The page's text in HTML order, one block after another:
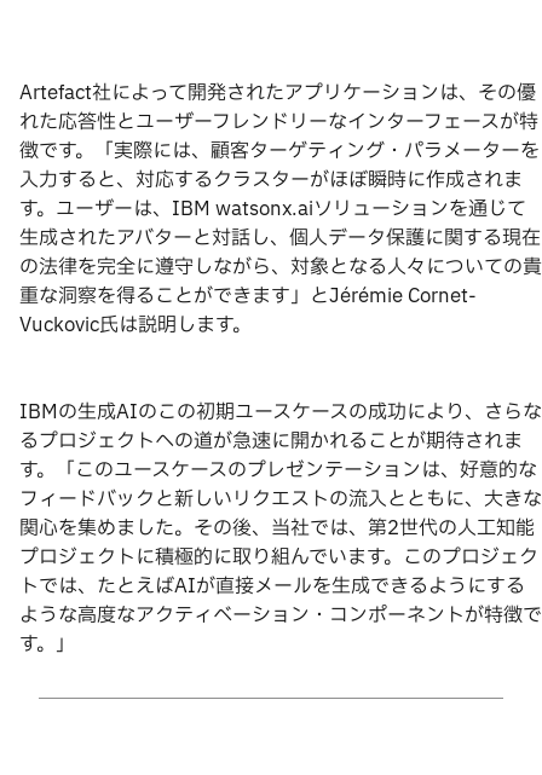
Artefact社によって開発されたアプリケーションは、その優
れた応答性とユーザーフレンドリーなインターフェースが特
徴です。「実際には、顧客ターゲティング・パラメーターを
入力すると、対応するクラスターがほぼ瞬時に作成されま
す。ユーザーは、IBM watsonx.aiソリューションを通じて
生成されたアバターと対話し、個人データ保護に関する現在
の法律を完全に遵守しながら、対象となる人々についての貴
重な洞察を得ることができます」とJérémie Cornet-
Vuckovic氏は説明します。
IBMの生成AIのこの初期ユースケースの成功により、さらな
るプロジェクトへの道が急速に開かれることが期待されま
す。「このユースケースのプレゼンテーションは、好意的な
フィードバックと新しいリクエストの流入とともに、大きな
関心を集めました。その後、当社では、第2世代の人工知能
プロジェクトに積極的に取り組んでいます。このプロジェク
トでは、たとえばAIが直接メールを生成できるようにする
ような高度なアクティベーション・コンポーネントが特徴で
す。」